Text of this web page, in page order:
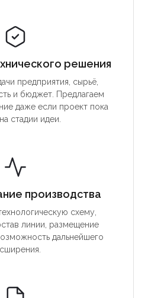
решения
предприятия, сырьё,
и бюджет. Предлагаем
даже если проект пока
стадии идеи.
производства
схему,
линии, размещение
дальнейшего